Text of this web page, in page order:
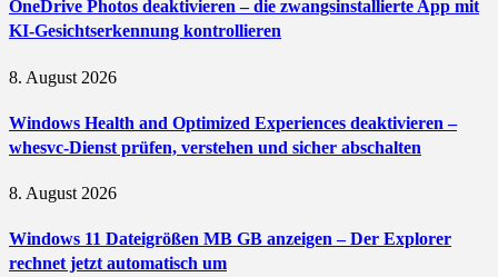
OneDrive Photos deaktivieren – die zwangsinstallierte App mit
KI-Gesichtserkennung kontrollieren
8. August 2026
Windows Health and Optimized Experiences deaktivieren –
whesvc-Dienst prüfen, verstehen und sicher abschalten
8. August 2026
Windows 11 Dateigrößen MB GB anzeigen – Der Explorer
rechnet jetzt automatisch um